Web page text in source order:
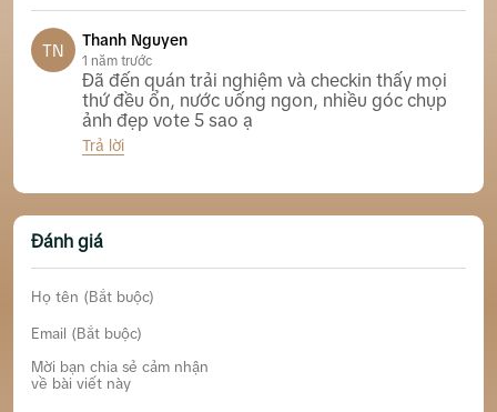
TN
Thanh Nguyen
1 năm trước
Đã đến quán trải nghiệm và checkin thấy mọi
thứ đều ổn, nước uống ngon, nhiều góc chụp
ảnh đẹp vote 5 sao ạ
Trả lời
Đánh giá